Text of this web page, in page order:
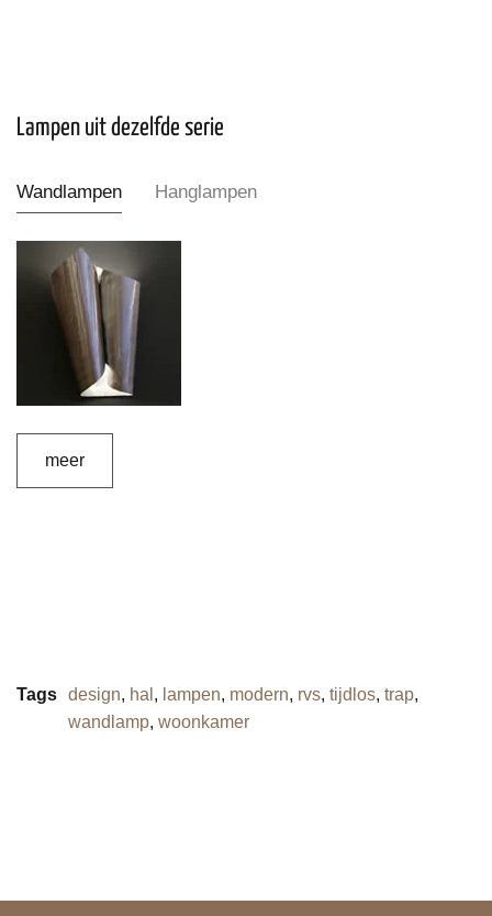
Lampen uit dezelfde serie
Wandlampen Hanglampen
meer
Tags design, hal , lampen, modern, rvs, tijdlos, trap,
wandlamp, woonkamer